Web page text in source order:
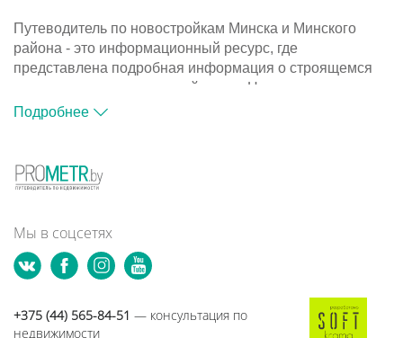
Путеводитель по новостройкам Минска и Минского
района - это информационный ресурс, где
представлена подробная информация о строящемся
жилье и компаниях-застройщиках. На портале
размещена база объектов, с помощью которой вы
Путеводитель по новостройкам Минска и Минского
района - это информационный ресурс, где
жилье и компаниях-застройщиках. На портале
размещена база объектов, с помощью которой вы
сможете подобрать подходящий вариант для покупки
Подробнее
Мы в соцсетях
+375 (44) 565-84-51 — консультация по
недвижимости